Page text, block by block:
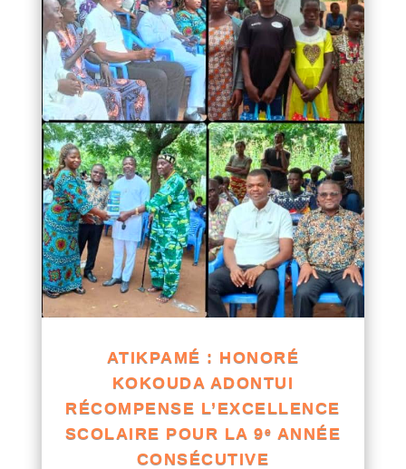
ATIKPAMÉ : HONORÉ
KOKOUDA ADONTUI
RÉCOMPENSE L’EXCELLENCE
SCOLAIRE POUR LA 9ᵉ ANNÉE
CONSÉCUTIVE